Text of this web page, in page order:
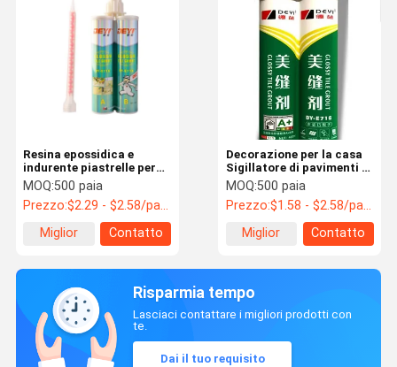
Resina epossidica e
indurente piastrelle per
piscina in legno per
riempire le lacune degli
edifici
MOQ:500 paia
Prezzo:$2.29 - $2.58/pairs
Miglior
Contatto
Decorazione per la casa
Sigillatore di pavimenti di
piastrelle in ceramica
Sigillatore di superfici di
piastrelle in ceramica
MOQ:500 paia
Prezzo:$1.58 - $2.58/pairs
Miglior
Contatto
Risparmia tempo
Lasciaci contattare i migliori prodotti con
te.
Dai il tuo requisito